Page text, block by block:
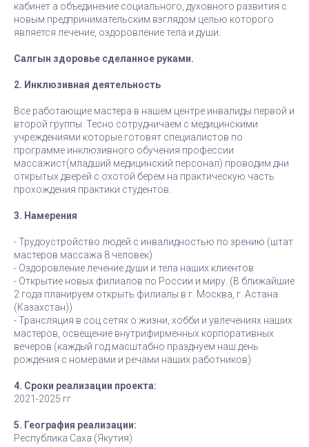
кабинет а объединение социального, духовного развития с
новым предпринимательским взглядом целью которого
является лечение, оздоровление тела и души.
Cалгын здоровье сделанное руками.
2. Инклюзивная деятельность
Все работающие мастера в нашем центре инвалиды первой и
второй группы. Тесно сотрудничаем с медицинскими
учреждениями которые готовят специалистов по
программе инклюзивного обучения профессии
массажист(младший медицинский персонал) проводим дни
открытых дверей с охотой берем на практическую часть
прохождения практики студентов.
3. Намерения
- Трудоустройство людей с инвалидностью по зрению (штат
мастеров массажа 8 человек)
- Оздоровление лечение души и тела наших клиентов
- Открытие новых филиалов по России и миру. (В ближайшие
2 года планируем открыть филиалы в г. Москва, г. Астана
(Казахстан))
- Трансляция в соц сетях о жизни, хобби и увлечениях наших
мастеров, освещение внутрифирменных корпоративных
вечеров (каждый год масштабно празднуем наш день
рождения с номерами и речами наших работников)
4. Сроки реализации проекта:
2021-2025 гг
5. География реализации:
Республика Саха (Якутия)